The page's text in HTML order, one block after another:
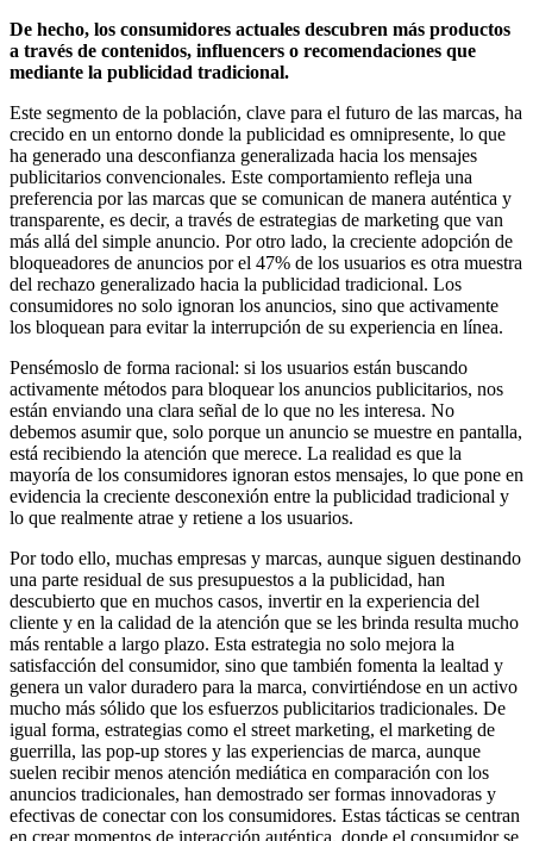
De hecho, los consumidores actuales descubren más productos
a través de contenidos, influencers o recomendaciones que
mediante la publicidad tradicional.
Este segmento de la población, clave para el futuro de las marcas, ha
crecido en un entorno donde la publicidad es omnipresente, lo que
ha generado una desconfianza generalizada hacia los mensajes
publicitarios convencionales. Este comportamiento refleja una
preferencia por las marcas que se comunican de manera auténtica y
transparente, es decir, a través de estrategias de marketing que van
más allá del simple anuncio. Por otro lado, la creciente adopción de
bloqueadores de anuncios por el 47% de los usuarios es otra muestra
del rechazo generalizado hacia la publicidad tradicional. Los
consumidores no solo ignoran los anuncios, sino que activamente
los bloquean para evitar la interrupción de su experiencia en línea.
Pensémoslo de forma racional: si los usuarios están buscando
activamente métodos para bloquear los anuncios publicitarios, nos
están enviando una clara señal de lo que no les interesa. No
debemos asumir que, solo porque un anuncio se muestre en pantalla,
está recibiendo la atención que merece. La realidad es que la
mayoría de los consumidores ignoran estos mensajes, lo que pone en
evidencia la creciente desconexión entre la publicidad tradicional y
lo que realmente atrae y retiene a los usuarios.
Por todo ello, muchas empresas y marcas, aunque siguen destinando
una parte residual de sus presupuestos a la publicidad, han
descubierto que en muchos casos, invertir en la experiencia del
cliente y en la calidad de la atención que se les brinda resulta mucho
más rentable a largo plazo. Esta estrategia no solo mejora la
satisfacción del consumidor, sino que también fomenta la lealtad y
genera un valor duradero para la marca, convirtiéndose en un activo
mucho más sólido que los esfuerzos publicitarios tradicionales. De
igual forma, estrategias como el street marketing, el marketing de
guerrilla, las pop-up stores y las experiencias de marca, aunque
suelen recibir menos atención mediática en comparación con los
anuncios tradicionales, han demostrado ser formas innovadoras y
efectivas de conectar con los consumidores. Estas tácticas se centran
en crear momentos de interacción auténtica, donde el consumidor se